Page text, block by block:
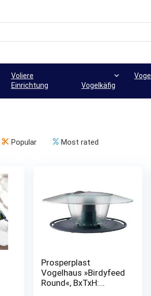
Voliere
Einrichtung
Vogelkäfig
Popular Most rated
Prosperplast
Vogelhaus »Birdyfeed
Round«, BxTxH: